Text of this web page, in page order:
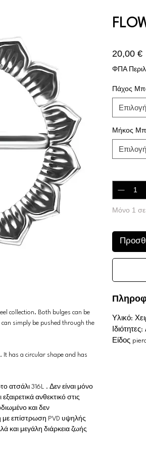
collection. Both bulges can be
simply be pushed through the
has a circular shape and has
316L . Δεν είναι μόνο
ανθεκτικό στις
και δεν
με επίστρωση PVD υψηλής
και μεγάλη διάρκεια ζωής
20,00 €
ΦΠΑ
Πάχος
Επιλογή
Μήκος
Επιλογή
Μόνο 1
Υλικό:
Είδος